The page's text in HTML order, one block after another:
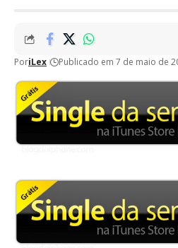
PoriLex Publicado em 7 de maio de